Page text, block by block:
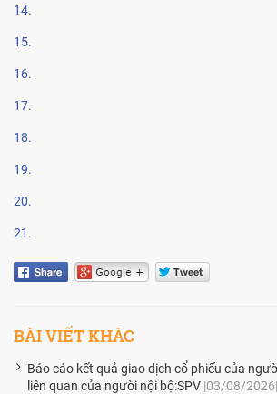
14.
15.
16.
17.
18.
19.
20.
21.
BÀI VIẾT KHÁC
Báo cáo kết quả giao dịch cổ phiếu của
liên quan của người nội bộ:SPV |03/08/2026|